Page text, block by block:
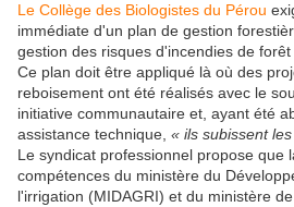
Le Collège des Biologistes du Pérou
immédiate d'un plan de gestion
gestion des risques d'incendies de forêt
Ce plan doit être appliqué là où des
reboisement ont été réalisés avec le
initiative communautaire et, ayant été
assistance technique, « ils subissent
Le syndicat professionnel propose que
compétences du ministère du
l'irrigation (MIDAGRI) et du ministère